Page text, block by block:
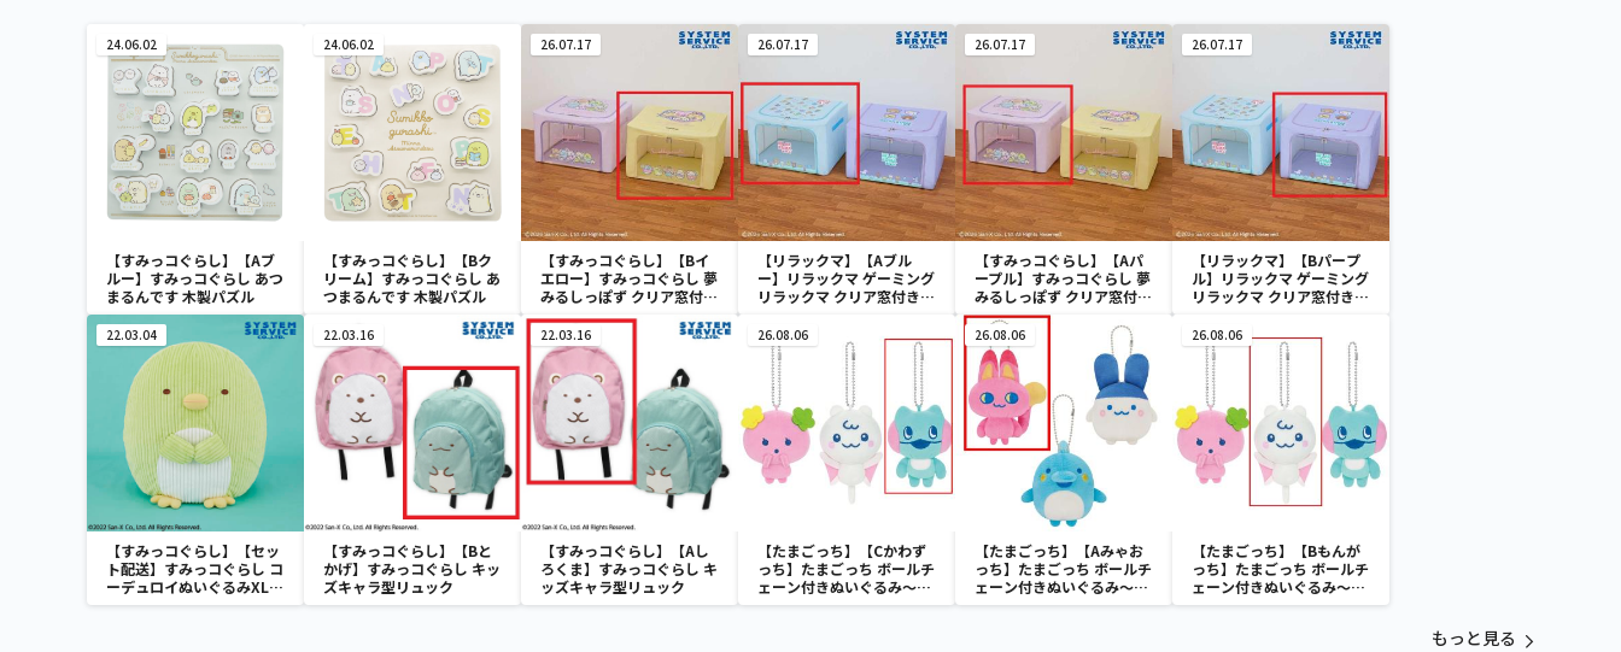
24.06.02
【すみっコぐらし】【Aブ
ルー】すみっコぐらし あつ
まるんです 木製パズル
24.06.02
【すみっコぐらし】【Bク
リーム】すみっコぐらし あ
つまるんです 木製パズル
26.07.17
【すみっコぐらし】【Bイ
エロー】すみっコぐらし 夢
みるしっぽず クリア窓付き
収納ボックス
26.07.17
【リラックマ】【Aブル
ー】リラックマ ゲーミング
リラックマ クリア窓付き収
26.07.17
【すみっコぐらし】【Aパ
ープル】すみっコぐらし 夢
みるしっぽず クリア窓付き
収納ボックス
26.07.17
【リラックマ】【Bパープ
ル】リラックマ ゲーミング
リラックマ クリア窓付き収
22.03.04
【すみっコぐらし】【セッ
ト配送】すみっコぐらし コ
ーデュロイぬいぐるみXL
プレミアム ぺんぎん？
22.03.16
【すみっコぐらし】【Bと
かげ】すみっコぐらし キッ
ズキャラ型リュック
22.03.16
【すみっコぐらし】【Aし
ろくま】すみっコぐらし キ
ッズキャラ型リュック
26.08.06
【たまごっち】【Cかわず
っち】たまごっち ボールチ
ェーン付きぬいぐるみ～
Tamagotchi Paradise～
26.08.06
【たまごっち】【Aみゃお
っち】たまごっち ボールチ
ェーン付きぬいぐるみ～
Tamagotchi Paradise～
26.08.06
【たまごっち】【Bもんが
っち】たまごっち ボールチ
ェーン付きぬいぐるみ～
Tamagotchi Paradise～
もっと見る